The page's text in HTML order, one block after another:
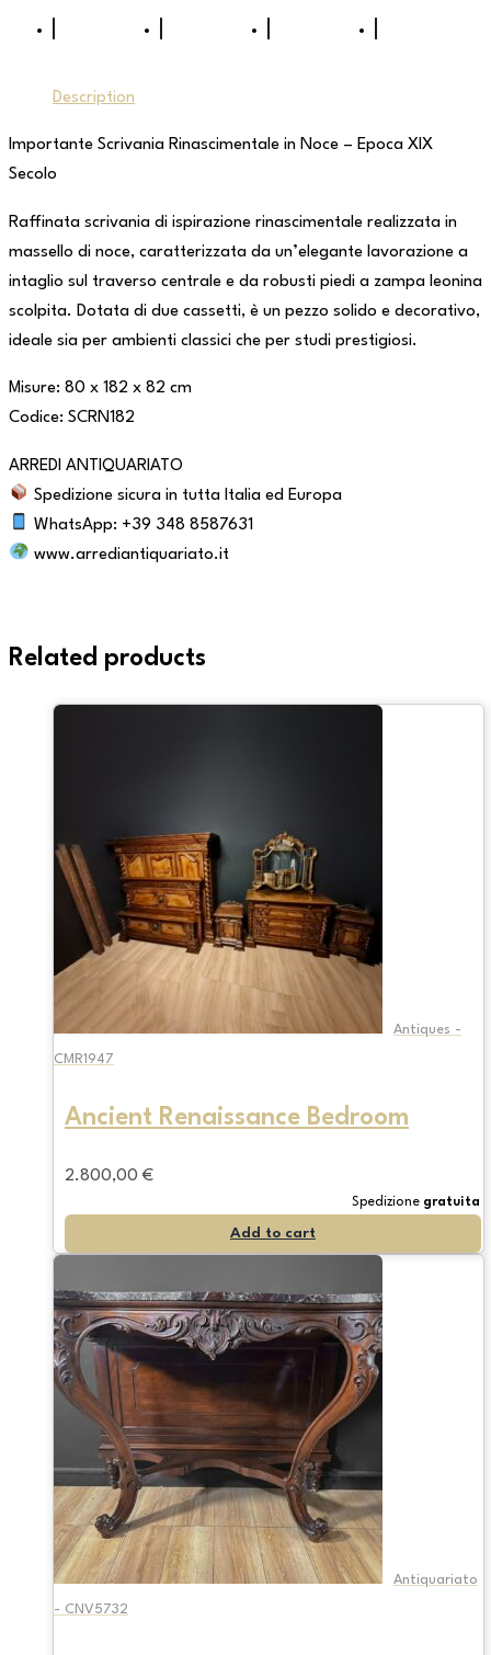
Description
Importante Scrivania Rinascimentale in Noce – Epoca XIX
Secolo
Raffinata scrivania di ispirazione rinascimentale realizzata in
massello di noce, caratterizzata da un’elegante lavorazione a
intaglio sul traverso centrale e da robusti piedi a zampa leonina
scolpita. Dotata di due cassetti, è un pezzo solido e decorativo,
ideale sia per ambienti classici che per studi prestigiosi.
Misure: 80 x 182 x 82 cm
Codice: SCRN182
ARREDI ANTIQUARIATO
Spedizione sicura in tutta Italia ed Europa
WhatsApp: +39 348 8587631
www.arrediantiquariato.it
Related products
Antiques -
CMR1947
Ancient Renaissance Bedroom
2.800,00 €
Spedizione gratuita
Add to cart
Antiquariato
- CNV5732